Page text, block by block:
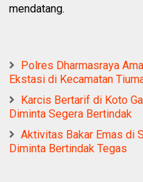
mendatang.
Polres Dharmasraya
Ekstasi di Kecamatan
Karcis Bertarif di Koto
Diminta Segera Bertindak
Aktivitas Bakar Emas di
Diminta Bertindak Tegas